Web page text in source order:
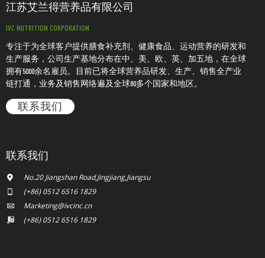
江苏艾兰得营养品有限公司
IVC NUTRITION CORPORATION
专注于为全球客户提供膳食补充剂、健康食品、运动营养的研发和
生产服务，公司生产基地分布在中、美、欧、英、加五地，在全球
拥有5000余名雇员。目前已将全球营养品研发、生产、销售全产业
链打通，业务及销售网络遍及全球80多个国家和地区。
联系我们
联系我们
No.20 Jiangshan Road,Jingjiang,Jiangsu
(+86) 0512 6516 1829
Marketing@ivcinc.cn
(+86) 0512 6516 1829